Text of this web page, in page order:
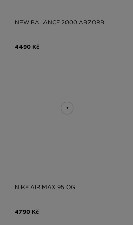
NEW BALANCE 2000 ABZORB
4490 Kč
NIKE AIR MAX 95 OG
4790 Kč